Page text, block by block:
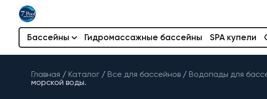
Бассейны Гидромассажные бассейны SPA купели
Главная / Каталог / Все для бассейнов / Водопады для
морской воды.